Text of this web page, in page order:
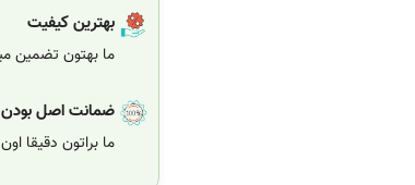
بهترین کیفیت
ما بهتون تضمین
ضمانت اصل بودن
ما براتون دقیقا